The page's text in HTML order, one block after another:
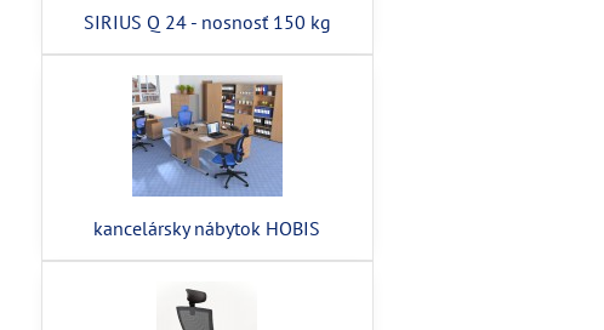
SIRIUS Q 24 - nosnosť 150 kg
kancelársky nábytok HOBIS